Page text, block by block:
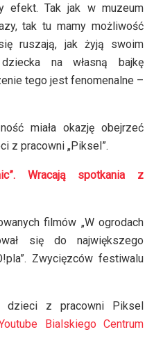
efekt. Tak jak w muzeum
tak tu mamy możliwość
ruszają, jak żyją swoim
na własną bajkę
tego jest fenomenalne –
miała okazję obejrzeć
z pracowni „Piksel”.
Wracają spotkania z
filmów „W ogrodach
się do największego
Zwycięzców festiwalu
dzieci z pracowni Piksel
Bialskiego Centrum